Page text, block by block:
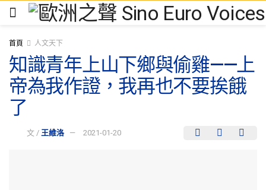
首頁 人文天下
知識青年上山下鄉與偷雞——上
帝為我作證，我再也不要挨餓
了
文 / 王維洛 2021-01-20